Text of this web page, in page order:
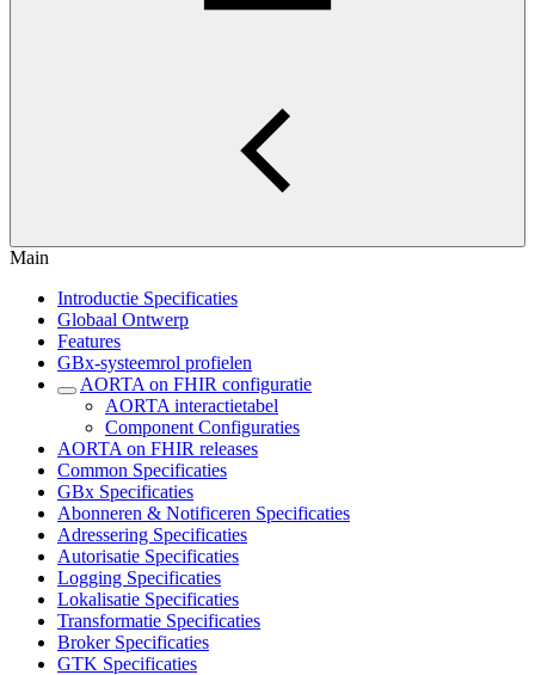
Main
Introductie Specificaties
Globaal Ontwerp
Features
GBx-systeemrol profielen
AORTA on FHIR configuratie
AORTA interactietabel
Component Configuraties
AORTA on FHIR releases
Common Specificaties
GBx Specificaties
Abonneren & Notificeren Specificaties
Adressering Specificaties
Autorisatie Specificaties
Logging Specificaties
Lokalisatie Specificaties
Transformatie Specificaties
Broker Specificaties
GTK Specificaties